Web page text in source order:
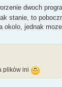
dwoch
stanie, to
jednak
plików ini